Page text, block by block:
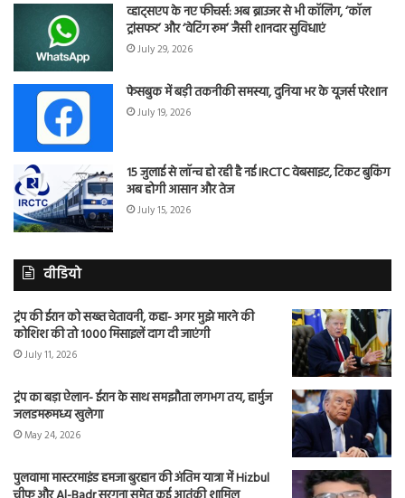
व्हाट्सएप के नए फीचर्स: अब ब्राउजर से भी कॉलिंग, ‘कॉल
ट्रांसफर’ और ‘वेटिंग रूम’ जैसी शानदार सुविधाएं
July 29, 2026
फेसबुक में बड़ी तकनीकी समस्या, दुनिया भर के यूजर्स परेशान
July 19, 2026
15 जुलाई से लॉन्च हो रही है नई IRCTC वेबसाइट, टिकट बुकिंग
अब होगी आसान और तेज
July 15, 2026
वीडियो
ट्रंप की ईरान को सख्त चेतावनी, कहा- अगर मुझे मारने की
कोशिश की तो 1000 मिसाइलें दाग दी जाएंगी
July 11, 2026
ट्रंप का बड़ा ऐलान- ईरान के साथ समझौता लगभग तय, हार्मुज
जलडमरूमध्य खुलेगा
May 24, 2026
पुलवामा मास्टरमाइंड हमजा बुरहान की अंतिम यात्रा में Hizbul